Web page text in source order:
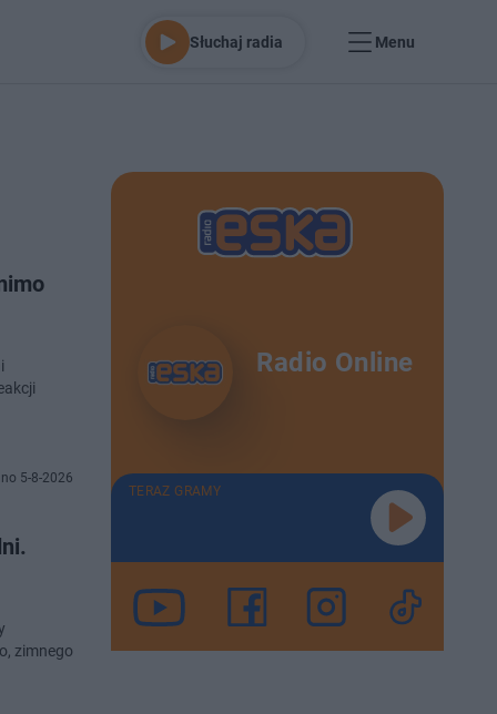
Słuchaj radia Menu
5-8-2026
zimnego
Radio Online
TERAZ GRAMY